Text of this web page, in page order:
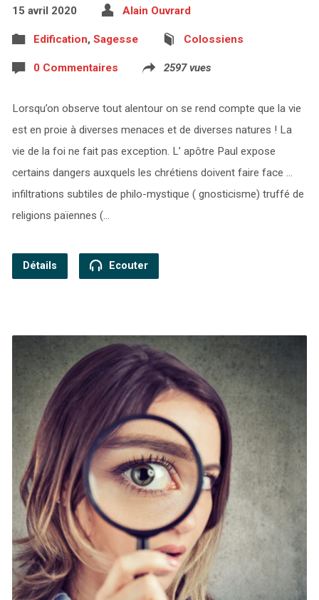
15 avril 2020 Alain Ouvrard
Edification, Sagesse Colossiens
0 Commentaires 2597 vues
Lorsqu’on observe tout alentour on se rend compte que la vie
est en proie à diverses menaces et de diverses natures ! La
vie de la foi ne fait pas exception. L’ apôtre Paul expose
certains dangers auxquels les chrétiens doivent faire face …
infiltrations subtiles de philo-mystique ( gnosticisme) truffé de
religions païennes (…
Détails Ecouter